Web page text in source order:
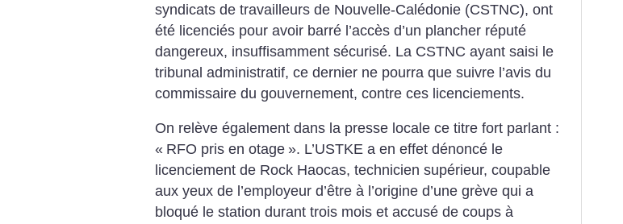
syndicats de travailleurs de Nouvelle-Calédonie (CSTNC), ont
été licenciés pour avoir barré l’accès d’un plancher réputé
dangereux, insuffisamment sécurisé. La CSTNC ayant saisi le
tribunal administratif, ce dernier ne pourra que suivre l’avis du
commissaire du gouvernement, contre ces licenciements.
On relève également dans la presse locale ce titre fort parlant :
« RFO pris en otage ». L’USTKE a en effet dénoncé le
licenciement de Rock Haocas, technicien supérieur, coupable
aux yeux de l’employeur d’être à l’origine d’une grève qui a
bloqué le station durant trois mois et accusé de coups à